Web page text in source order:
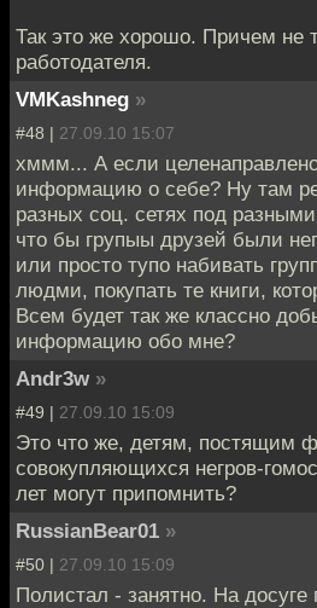
Так это же хорошо. Причем не
работодателя.
VMKashneg »
#48 | 27.09.10 15:07
хммм... А если
информацию о себе? Ну там
разных соц. сетях под
что бы групыы друзей были
или просто тупо набивать
людми, покупать те книги,
Всем будет так же классно
информацию обо мне?
Andr3w »
#49 | 27.09.10 15:09
Это что же, детям, постящим
совокупляющихся негров-
лет могут припомнить?
RussianBear01 »
#50 | 27.09.10 15:09
Полистал - занятно. На